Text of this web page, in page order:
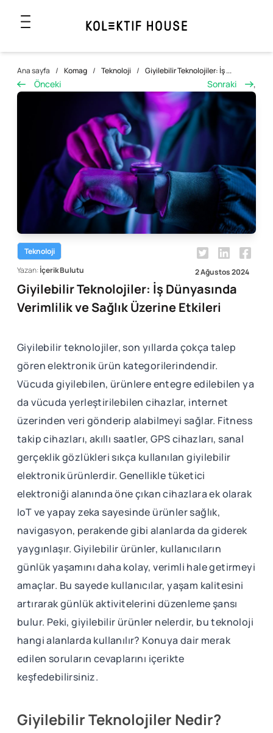
Ana sayfa / Komag / Teknoloji / Giyilebilir Teknolojiler: İş ...
Önceki Sonraki ,
Teknoloji
Yazan:İçerik Bulutu 2 Ağustos 2024
Giyilebilir Teknolojiler: İş Dünyasında
Verimlilik ve Sağlık Üzerine Etkileri
Giyilebilir teknolojiler, son yıllarda çokça talep
gören elektronik ürün kategorilerindendir.
Vücuda giyilebilen, ürünlere entegre edilebilen ya
da vücuda yerleştirilebilen cihazlar, internet
üzerinden veri gönderip alabilmeyi sağlar. Fitness
takip cihazları, akıllı saatler, GPS cihazları, sanal
gerçeklik gözlükleri sıkça kullanılan giyilebilir
elektronik ürünlerdir. Genellikle tüketici
elektroniği alanında öne çıkan cihazlara ek olarak
IoT ve yapay zeka sayesinde ürünler sağlık,
navigasyon, perakende gibi alanlarda da giderek
yaygınlaşır. Giyilebilir ürünler, kullanıcıların
günlük yaşamını daha kolay, verimli hale getirmeyi
amaçlar. Bu sayede kullanıcılar, yaşam kalitesini
artırarak günlük aktivitelerini düzenleme şansı
bulur. Peki, giyilebilir ürünler nelerdir, bu teknoloji
hangi alanlarda kullanılır? Konuya dair merak
edilen soruların cevaplarını içerikte
keşfedebilirsiniz.
Giyilebilir Teknolojiler Nedir?